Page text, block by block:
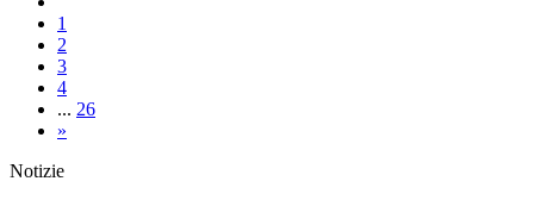
1
2
3
4
... 26
»
Notizie